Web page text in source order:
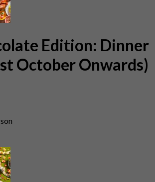
Edition: Dinner
October Onwards)